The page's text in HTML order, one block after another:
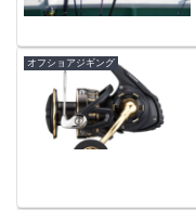
オフショアジギング